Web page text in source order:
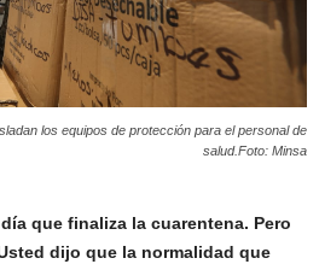
los equipos de protección para el personal de
salud.Foto: Minsa
que finaliza la cuarentena. Pero
dijo que la normalidad que